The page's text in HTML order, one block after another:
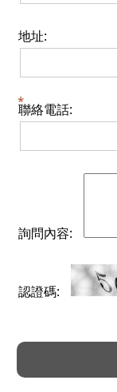
地址:
聯絡電話:
詢問內容:
認證碼: